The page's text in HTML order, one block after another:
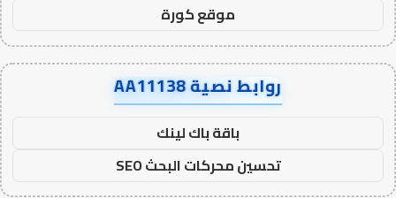
موقع كورة
روابط نصية AA11138
باقة باك لينك
تحسين محركات البحث SEO